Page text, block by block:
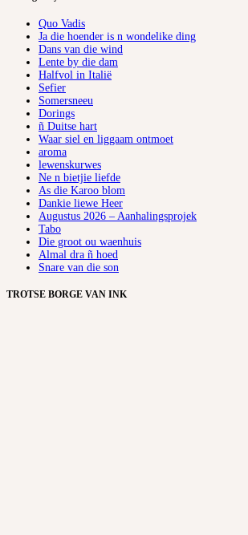
Quo Vadis
Ja die hoender is n wondelike ding
Dans van die wind
Lente by die dam
Halfvol in Italië
Sefier
Somersneeu
Dorings
ñ Duitse hart
Waar siel en liggaam ontmoet
aroma
lewenskurwes
Ne n bietjie liefde
As die Karoo blom
Dankie liewe Heer
Augustus 2026 – Aanhalingsprojek
Tabo
Die groot ou waenhuis
Almal dra ñ hoed
Snare van die son
TROTSE BORGE VAN INK